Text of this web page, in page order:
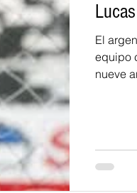
El
equipo
nueve